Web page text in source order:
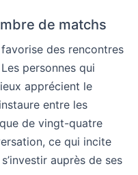
de matchs
des rencontres
personnes qui
apprécient le
entre les
de vingt-quatre
ce qui incite
auprès de ses